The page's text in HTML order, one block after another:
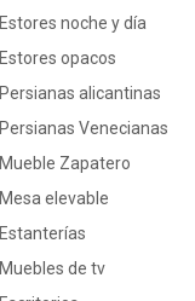
Estores noche y día
Estores opacos
Persianas alicantinas
Persianas Venecianas
Mueble Zapatero
Mesa elevable
Estanterías
Muebles de tv